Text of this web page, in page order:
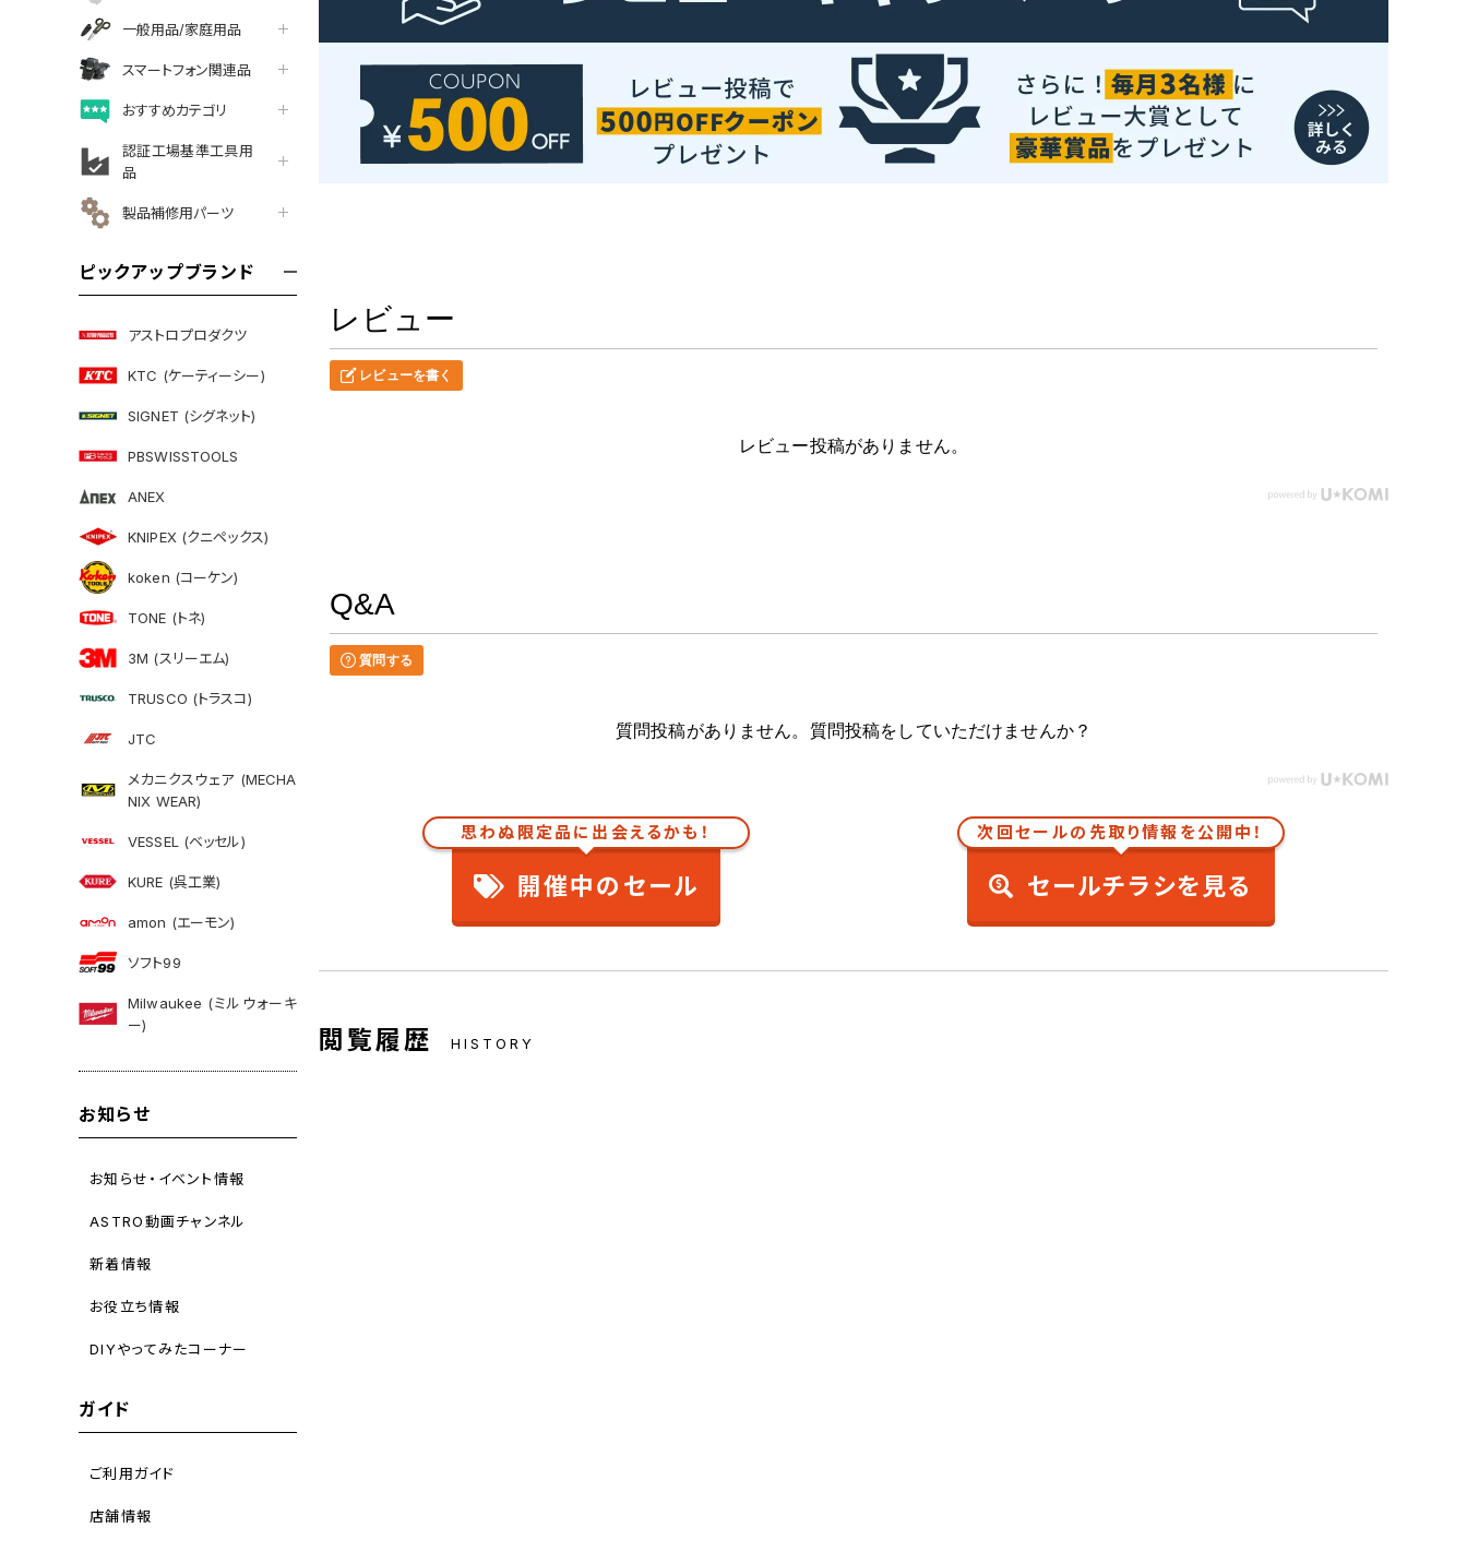
一般用品/家庭用品
スマートフォン関連品
おすすめカテゴリ
認証工場基準工具用
品
製品補修用パーツ
ピックアップブランド
アストロプロダクツ
KTC (ケーティーシー)
SIGNET (シグネット)
PBSWISSTOOLS
ANEX
KNIPEX (クニペックス)
koken (コーケン)
TONE (トネ)
3M (スリーエム)
TRUSCO (トラスコ)
JTC
メカニクスウェア (MECHA
NIX WEAR)
VESSEL (ベッセル)
KURE (呉工業)
amon (エーモン)
ソフト99
Milwaukee (ミルウォーキ
ー)
お知らせ
お知らせ・イベント情報
ASTRO動画チャンネル
新着情報
お役立ち情報
DIYやってみたコーナー
ガイド
ご利用ガイド
店舗情報
レビュー
レビューを書く
レビュー投稿がありません。
Q&A
質問する
質問投稿がありません。質問投稿をしていただけませんか？
思わぬ限定品に出会えるかも！
開催中のセール
次回セールの先取り情報を公開中！
セールチラシを見る
閲覧履歴 HISTORY